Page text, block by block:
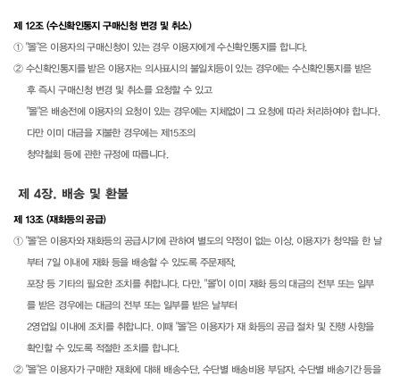
제 12조 (수신확인통지 구매신청 변경 및 취소)
① "몰"은 이용자의 구매신청이 있는 경우 이용자에게 수신확인통지를 합니다.
② 수신확인통지를 받은 이용자는 의사표시의 불일치등이 있는 경우에는 수신확인통지를 받은
후 즉시 구매신청 변경 및 취소를 요청할 수 있고
"몰"은 배송전에 이용자의 요청이 있는 경우에는 지체없이 그 요청에 따라 처리하여야 합니다.
다만 이미 대금을 지불한 경우에는 제15조의
청약철회 등에 관한 규정에 따릅니다.
제 4장. 배송 및 환불
제 13조 (재화등의 공급)
① "몰"은 이용자와 재화등의 공급시기에 관하여 별도의 약정이 없는 이상, 이용자가 청약을 한 날
부터 7일 이내에 재화 등을 배송할 수 있도록 주문제작,
포장 등 기타의 필요한 조치를 취합니다. 다만, "몰"이 이미 재화 등의 대금의 전부 또는 일부
를 받은 경우에는 대금의 전부 또는 일부를 받은 날부터
2영업일 이내에 조치를 취합니다. 이때 "몰"은 이용자가 재 화등의 공급 절차 및 진행 사항을
확인할 수 있도록 적절한 조치를 합니다.
② "몰"은 이용자가 구매한 재화에 대해 배송수단, 수단별 배송비용 부담자, 수단별 배송기간 등을